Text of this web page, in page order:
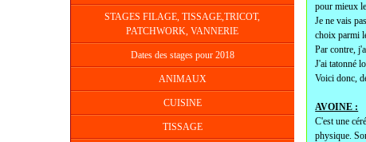
STAGES FILAGE, TISSAGE,TRICOT,
PATCHWORK, VANNERIE
Dates des stages pour 2018
ANIMAUX
CUISINE
TISSAGE
pour mieux
Je ne vais
choix parmi
Par contre,
J'ai tatonné
Voici donc,
AVOINE :
C'est une
physique.